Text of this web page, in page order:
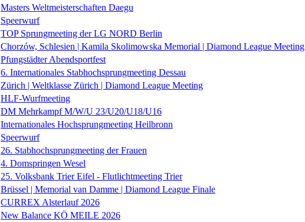
Masters Weltmeisterschaften Daegu
Speerwurf
TOP Sprungmeeting der LG NORD Berlin
Chorzów, Schlesien | Kamila Skolimowska Memorial | Diamond League Meeting
Pfungstädter Abendsportfest
6. Internationales Stabhochsprungmeeting Dessau
Zürich | Weltklasse Zürich | Diamond League Meeting
HLF-Wurfmeeting
DM Mehrkampf M/W/U 23/U20/U18/U16
Internationales Hochsprungmeeting Heilbronn
Speerwurf
26. Stabhochsprungmeeting der Frauen
4. Domspringen Wesel
25. Volksbank Trier Eifel - Flutlichtmeeting Trier
Brüssel | Memorial van Damme | Diamond League Finale
CURREX Alsterlauf 2026
New Balance KÖ MEILE 2026